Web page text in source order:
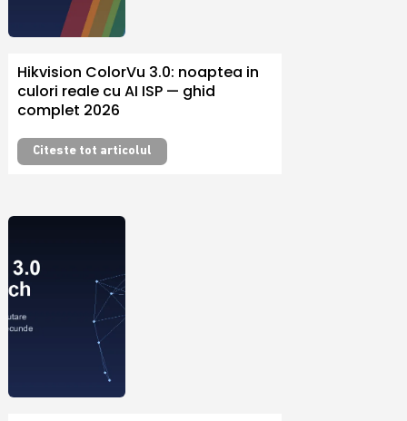
Hikvision ColorVu 3.0: noaptea in
culori reale cu AI ISP — ghid
complet 2026
Citeste tot articolul